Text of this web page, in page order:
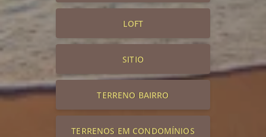
LOFT
SITIO
TERRENO BAIRRO
TERRENOS EM CONDOMÍNIOS